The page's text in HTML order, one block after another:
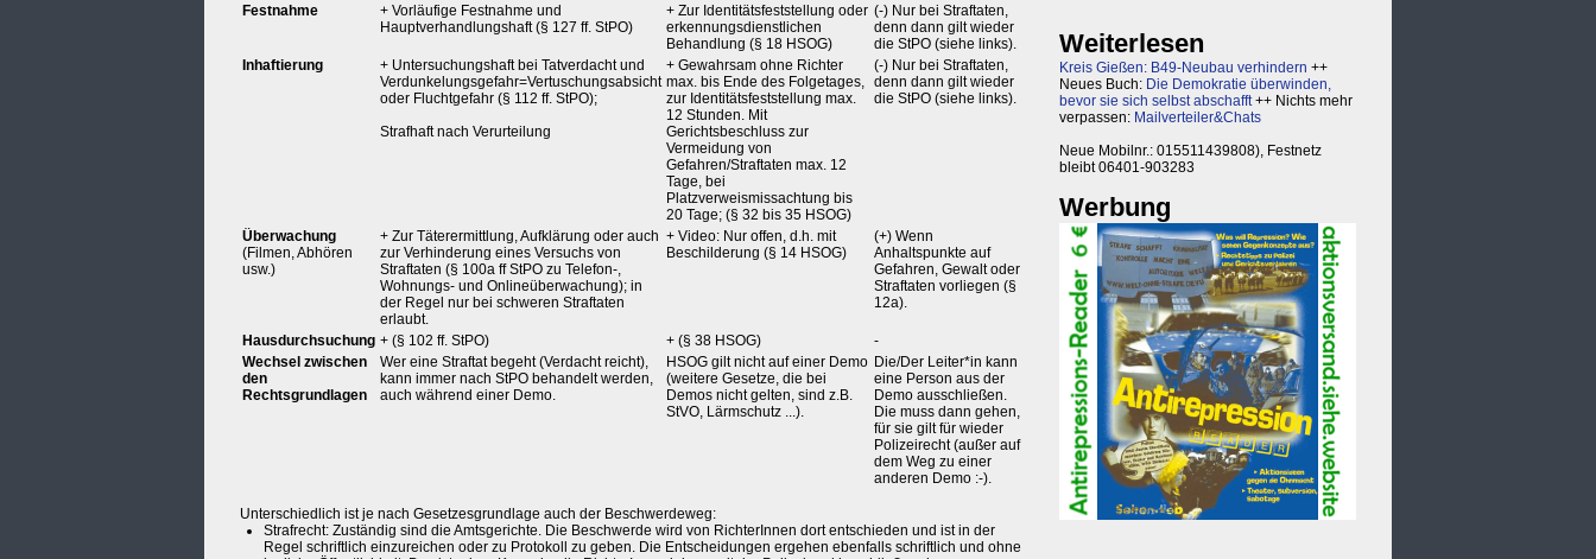
Festnahme
+ Vorläufige Festnahme und
Hauptverhandlungshaft (§ 127 ff. StPO)
+ Zur Identitätsfeststellung oder
erkennungsdienstlichen
Behandlung (§ 18 HSOG)
(-) Nur bei Straftaten,
denn dann gilt wieder
die StPO (siehe links).
Inhaftierung
+ Untersuchungshaft bei Tatverdacht und
Verdunkelungsgefahr=Vertuschungsabsicht
oder Fluchtgefahr (§ 112 ff. StPO);
Strafhaft nach Verurteilung
+ Gewahrsam ohne Richter
max. bis Ende des Folgetages,
zur Identitätsfeststellung max.
12 Stunden. Mit
Gerichtsbeschluss zur
Vermeidung von
Gefahren/Straftaten max. 12
Tage, bei
Platzverweismissachtung bis
20 Tage; (§ 32 bis 35 HSOG)
(-) Nur bei Straftaten,
denn dann gilt wieder
die StPO (siehe links).
Überwachung
(Filmen, Abhören
usw.)
+ Zur Täterermittlung, Aufklärung oder auch
zur Verhinderung eines Versuchs von
Straftaten (§ 100a ff StPO zu Telefon-,
Wohnungs- und Onlineüberwachung); in
der Regel nur bei schweren Straftaten
erlaubt.
+ Video: Nur offen, d.h. mit
Beschilderung (§ 14 HSOG)
(+) Wenn
Anhaltspunkte auf
Gefahren, Gewalt oder
Straftaten vorliegen (§
12a).
Hausdurchsuchung + (§ 102 ff. StPO) + (§ 38 HSOG)
-
Wechsel zwischen
den
Rechtsgrundlagen
Wer eine Straftat begeht (Verdacht reicht),
kann immer nach StPO behandelt werden,
auch während einer Demo.
HSOG gilt nicht auf einer Demo
(weitere Gesetze, die bei
Demos nicht gelten, sind z.B.
StVO, Lärmschutz ...).
Die/Der Leiter*in kann
eine Person aus der
Demo ausschließen.
Die muss dann gehen,
für sie gilt für wieder
Polizeirecht (außer auf
dem Weg zu einer
anderen Demo :-).
Unterschiedlich ist je nach Gesetzesgrundlage auch der Beschwerdeweg:
Strafrecht: Zuständig sind die Amtsgerichte. Die Beschwerde wird von RichterInnen dort entschieden und ist in der
Regel schriftlich einzureichen oder zu Protokoll zu geben. Die Entscheidungen ergehen ebenfalls schriftlich und ohne
Weiterlesen
Kreis Gießen: B49-Neubau verhindern ++
Neues Buch: Die Demokratie überwinden,
bevor sie sich selbst abschafft++ Nichts mehr
verpassen: Mailverteiler&Chats
Neue Mobilnr.: 015511439808), Festnetz
bleibt 06401-903283
Werbung